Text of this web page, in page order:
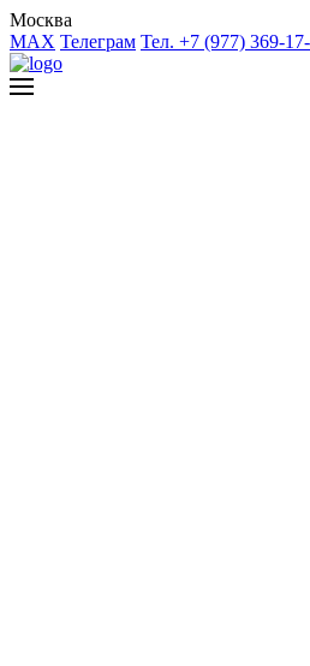
Москва
MAX Телеграм Тел. +7 (977) 369-